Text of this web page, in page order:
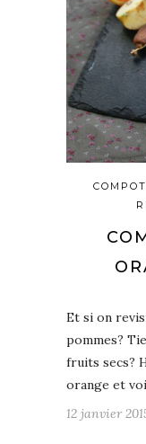
Et si on
pommes?
fruits secs?
orange et
12 janvier